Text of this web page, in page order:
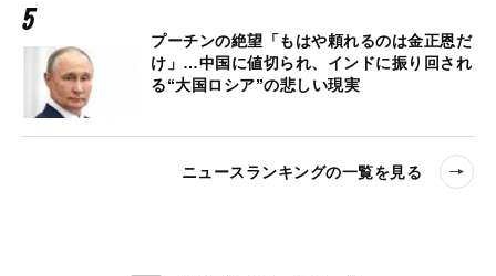
プーチンの絶望「もはや頼れるのは金正恩だ
け」…中国に値切られ、インドに振り回され
る“大国ロシア”の悲しい現実
ニュースランキングの一覧を見る